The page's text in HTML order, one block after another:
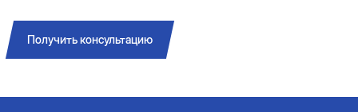
Получить консультацию